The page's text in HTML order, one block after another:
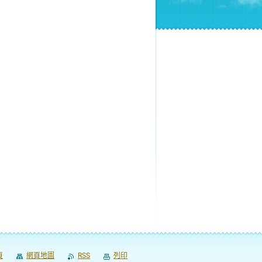
網頁地圖 RSS 列印